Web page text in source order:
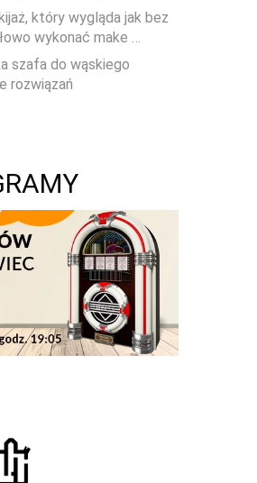
który wygląda jak bez
wykonać make …
szafa do wąskiego
rozwiązań